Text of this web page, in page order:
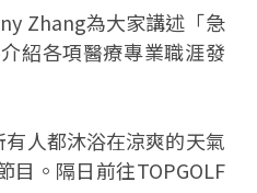
Zhang為大家講述「急
紹各項醫療專業職涯發
人都沐浴在涼爽的天氣
目。隔日前往TOPGOLF